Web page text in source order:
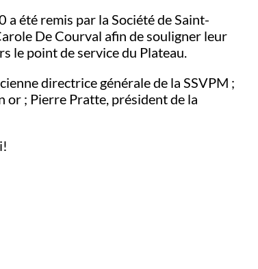
été remis par la Société de Saint-
De Courval afin de souligner leur
le point de service du Plateau.
directrice générale de la SSVPM ;
or ; Pierre Pratte, président de la